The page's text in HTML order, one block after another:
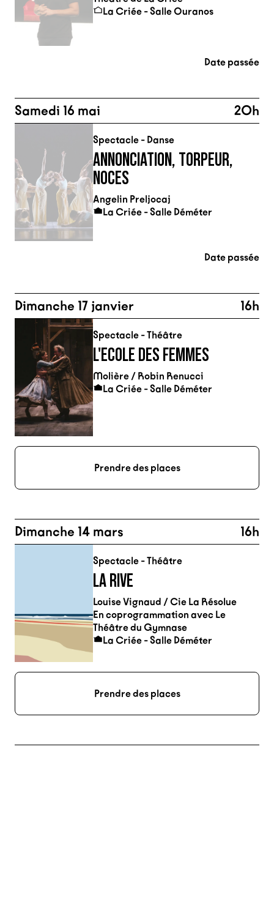
La Criée - Salle Ouranos
Date passée
Samedi 16 mai 20h
Spectacle - Danse
ANNONCIATION, TORPEUR,
NOCES
Angelin Preljocaj
La Criée - Salle Déméter
Date passée
Dimanche 17 janvier 16h
Spectacle - Théâtre
L'ECOLE DES FEMMES
Molière / Robin Renucci
La Criée - Salle Déméter
Prendre des places
Dimanche 14 mars 16h
Spectacle - Théâtre
LA RIVE
Louise Vignaud / Cie La Résolue
En coprogrammation avec Le
Théâtre du Gymnase
La Criée - Salle Déméter
Prendre des places